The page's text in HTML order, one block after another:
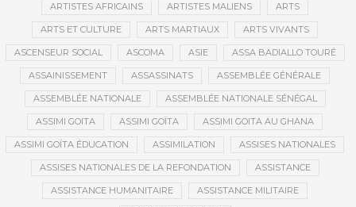
ARTISTES AFRICAINS ARTISTES MALIENS ARTS
ARTS ET CULTURE ARTS MARTIAUX ARTS VIVANTS
ASCENSEUR SOCIAL ASCOMA ASIE ASSA BADIALLO TOURÉ
ASSAINISSEMENT ASSASSINATS ASSEMBLÉE GÉNÉRALE
ASSEMBLÉE NATIONALE ASSEMBLÉE NATIONALE SÉNÉGAL
ASSIMI GOITA ASSIMI GOÏTA ASSIMI GOITA AU GHANA
ASSIMI GOÏTA ÉDUCATION ASSIMILATION ASSISES NATIONALES
ASSISES NATIONALES DE LA REFONDATION ASSISTANCE
ASSISTANCE HUMANITAIRE ASSISTANCE MILITAIRE